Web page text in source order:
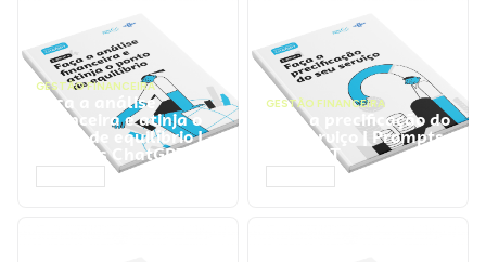
GESTÃO FINANCEIRA
Faça a análise
financeira e atinja o
ponto de equilíbrio |
Prompts ChatGPT
GESTÃO FINANCEIRA
Faça a precificação do
seu serviço | Prompts
ChatGPT